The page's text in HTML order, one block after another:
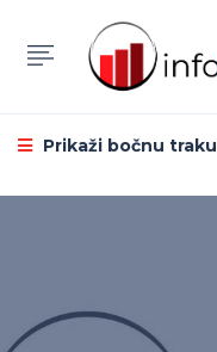
Prikaži bočnu traku